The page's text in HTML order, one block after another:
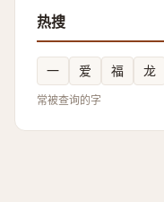
热搜
一 爱 福 龙
常被查询的字